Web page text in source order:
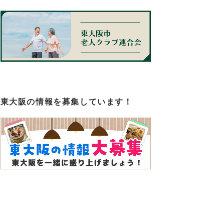
東大阪の情報を募集しています！